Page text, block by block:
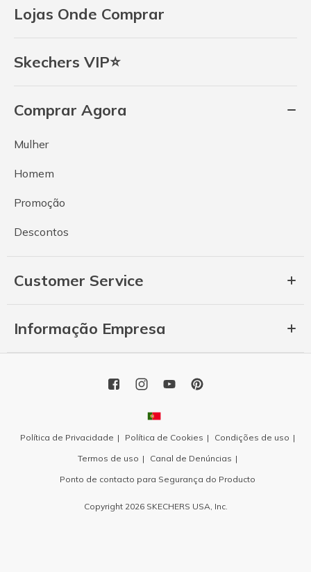
Lojas Onde Comprar
Skechers VIP⭐
Comprar Agora
Mulher
Homem
Promoção
Descontos
Customer Service
Informação Empresa
Política de Privacidade Política de Cookies
Condições de uso
Termos de uso
Canal de Denúncias
Ponto de contacto para Segurança do Producto
Copyright 2026 SKECHERS USA, Inc.